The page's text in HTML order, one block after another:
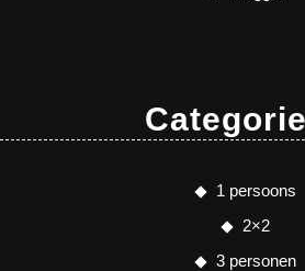
1 persoons
2×2
3 personen